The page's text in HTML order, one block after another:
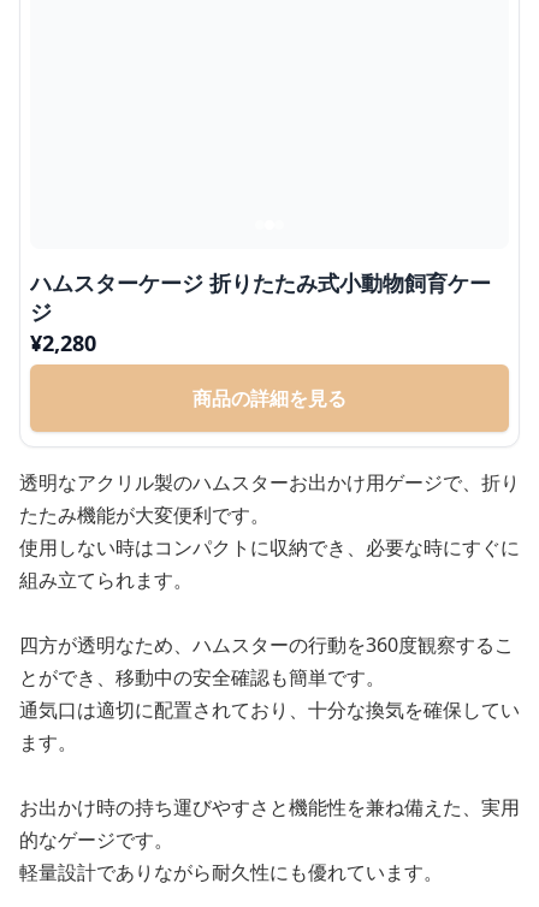
ハムスターケージ 折りたたみ式小動物飼育ケー
ジ
¥2,280
商品の詳細を見る
透明なアクリル製のハムスターお出かけ用ゲージで、折り
たたみ機能が大変便利です。
使用しない時はコンパクトに収納でき、必要な時にすぐに
組み立てられます。
四方が透明なため、ハムスターの行動を360度観察するこ
とができ、移動中の安全確認も簡単です。
通気口は適切に配置されており、十分な換気を確保してい
ます。
お出かけ時の持ち運びやすさと機能性を兼ね備えた、実用
的なゲージです。
軽量設計でありながら耐久性にも優れています。